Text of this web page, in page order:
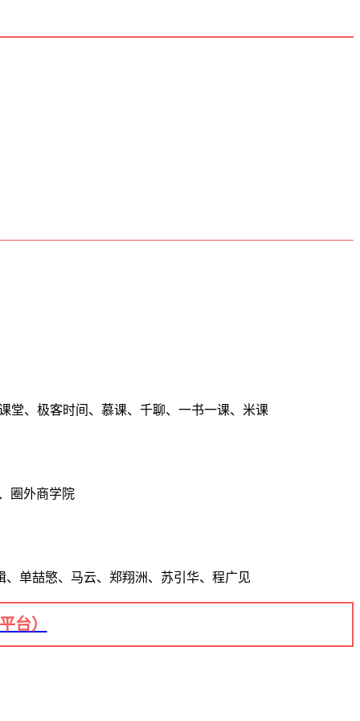
堂、极客时间、慕课、千聊、一书一课、米课
圈外商学院
单喆慜、马云、郑翔洲、苏引华、程广见
台）